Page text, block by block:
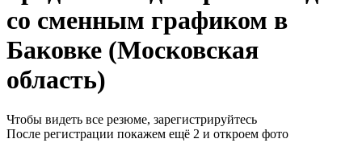
со сменным графиком в
Баковке (Московская
область)
Чтобы видеть все резюме, зарегистрируйтесь
После регистрации покажем ещё 2 и откроем фото